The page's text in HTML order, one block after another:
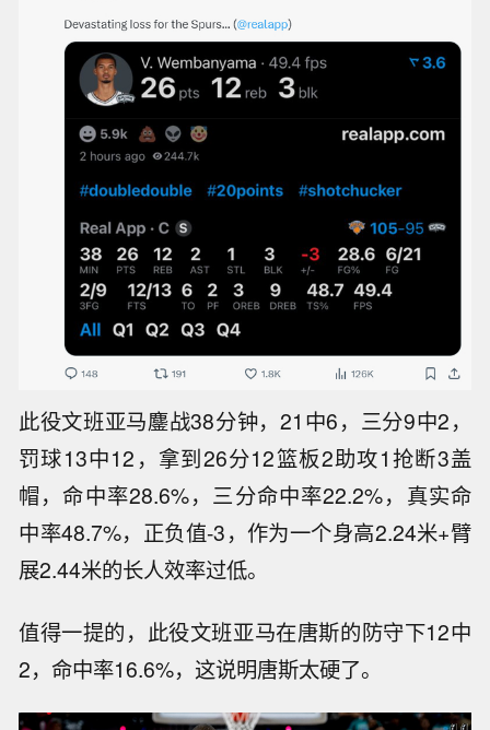
此役文班亚马鏖战38分钟，21中6，三分9中2，
罚球13中12，拿到26分12篮板2助攻1抢断3盖
帽，命中率28.6%，三分命中率22.2%，真实命
中率48.7%，正负值-3，作为一个身高2.24米+臂
展2.44米的长人效率过低。
值得一提的，此役文班亚马在唐斯的防守下12中
2，命中率16.6%，这说明唐斯太硬了。